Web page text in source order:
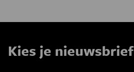
Kies je nieuwsbrief